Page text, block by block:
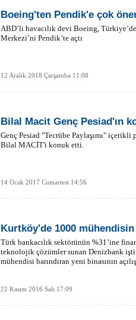
Boeing'ten Pendik'e çok
ABD’li havacılık devi Boeing,
Merkezi’ni Pendik’te açtı
12 Aralık 2018 Çarşamba 11:08
Bilal Macit Genç Pesiad'ın
Genç Pesiad "Tecrübe Paylaşımı"
Bilal MACİT'i konuk etti.
14 Ocak 2017 Cumartesi 14:56
Kurtköy'de 1000 mühendisin
Türk bankacılık sektörünün %31’ine
teknolojik çözümler sunan Denizbank
mühendisi barındıran yeni binasının
22 Kasım 2016 Salı 17:09